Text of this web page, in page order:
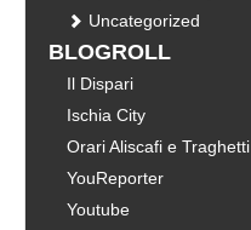
Uncategorized
BLOGROLL
Il Dispari
Ischia City
Orari Aliscafi e Traghetti
YouReporter
Youtube